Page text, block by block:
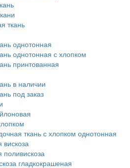
ткань
однотонная
однотонная с хлопком
принтованная
в наличии
под заказ
ткань с хлопком однотонная
вискоза
поливискоза
гладкокрашеная